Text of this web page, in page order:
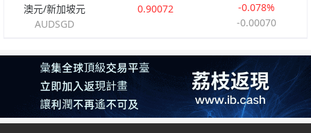
澳元/新加坡元
AUDSGD
0.90072
-0.078%
-0.00070